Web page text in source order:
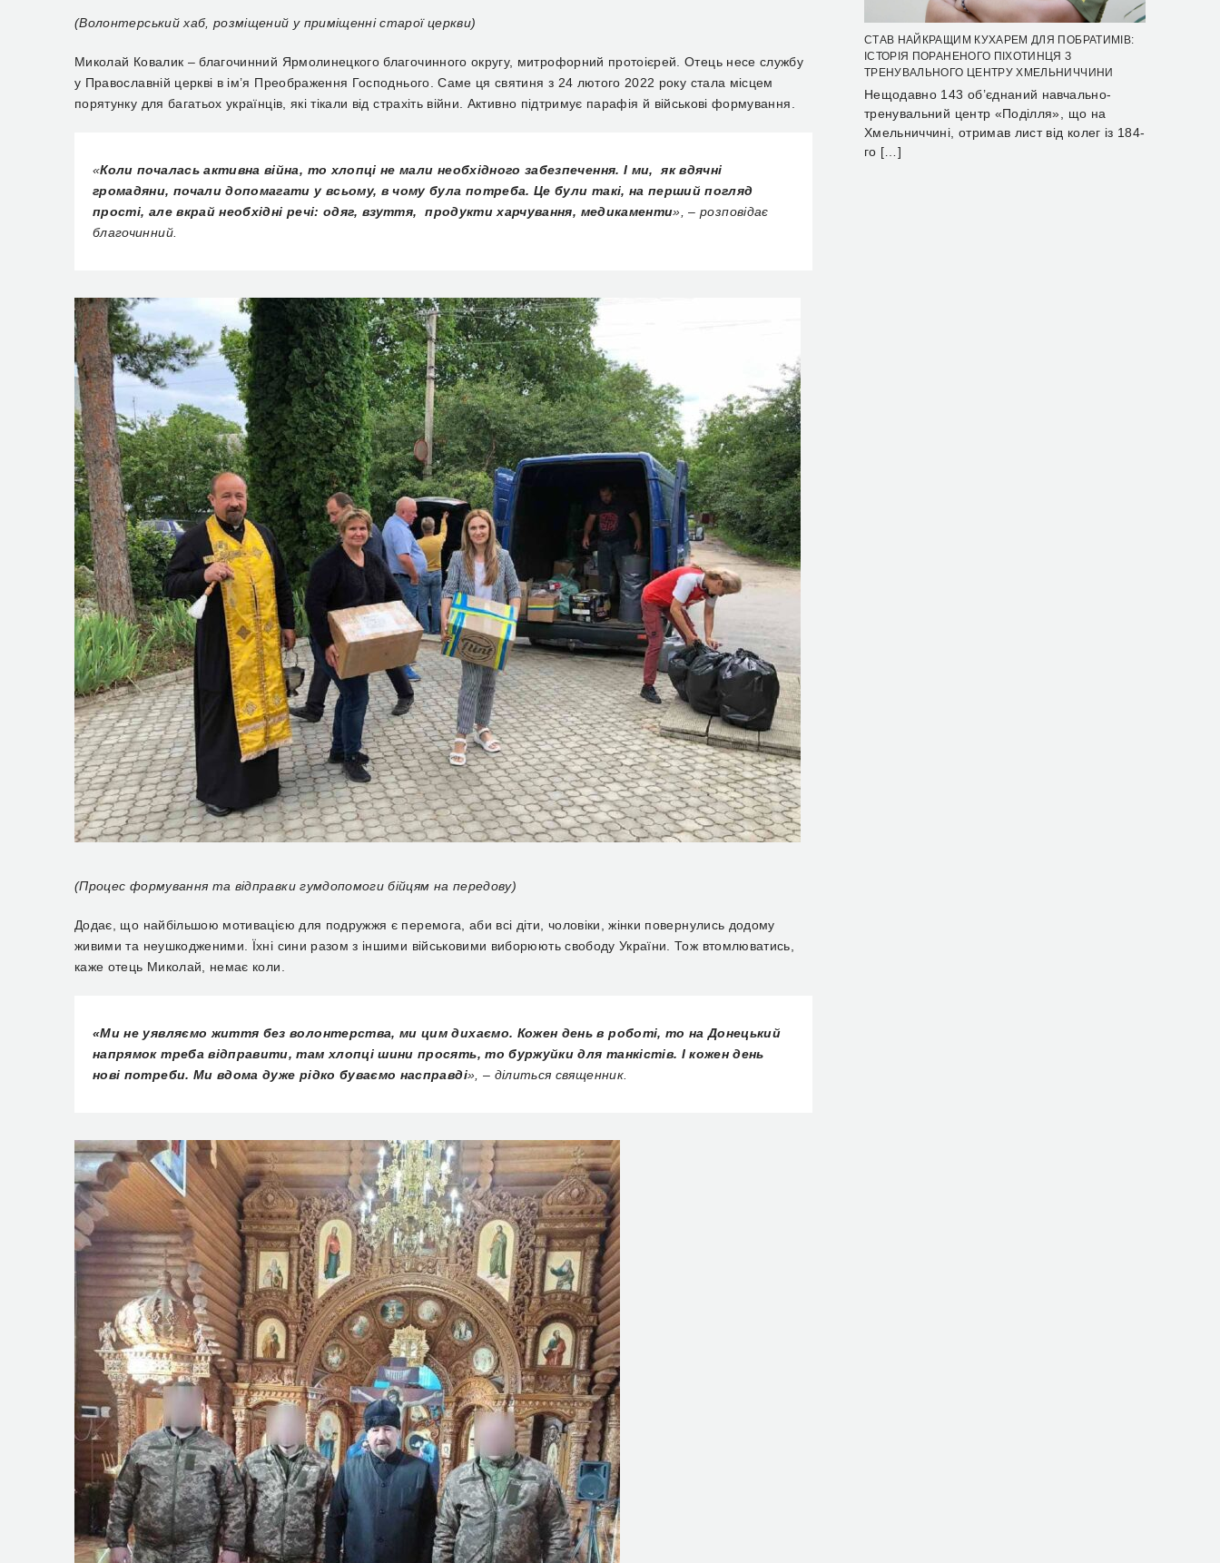
(Волонтерський хаб, розміщений у приміщенні старої церкви)
Миколай Ковалик – благочинний Ярмолинецкого благочинного округу, митрофорний протоієрей. Отець несе службу
у Православній церкві в ім’я Преображення Господнього. Саме ця святиня з 24 лютого 2022 року стала місцем
порятунку для багатьох українців, які тікали від страхіть війни. Активно підтримує парафія й військові формування.
«Коли почалась активна війна, то хлопці не мали необхідного забезпечення. І ми, як вдячні
громадяни, почали допомагати у всьому, в чому була потреба. Це були такі, на перший погляд
прості, але вкрай необхідні речі: одяг, взуття, продукти харчування, медикаменти», – розповідає
благочинний.
(Процес формування та відправки гумдопомоги бійцям на передову)
Додає, що найбільшою мотивацією для подружжя є перемога, аби всі діти, чоловіки, жінки повернулись додому
живими та неушкодженими. Їхні сини разом з іншими військовими виборюють свободу України. Тож втомлюватись,
каже отець Миколай, немає коли.
«Ми не уявляємо життя без волонтерства, ми цим дихаємо. Кожен день в роботі, то на Донецький
напрямок треба відправити, там хлопці шини просять, то буржуйки для танкістів. І кожен день
нові потреби. Ми вдома дуже рідко буваємо насправді», – ділиться священник.
СТАВ НАЙКРАЩИМ КУХАРЕМ ДЛЯ ПОБРАТИМІВ:
ІСТОРІЯ ПОРАНЕНОГО ПІХОТИНЦЯ З
ТРЕНУВАЛЬНОГО ЦЕНТРУ ХМЕЛЬНИЧЧИНИ
Нещодавно 143 об’єднаний навчально-
тренувальний центр «Поділля», що на
Хмельниччині, отримав лист від колег із 184-
го […]